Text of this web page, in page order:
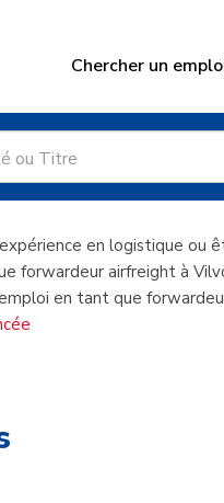
Chercher un
en logistique ou
forwardeur airfreight à
en tant que